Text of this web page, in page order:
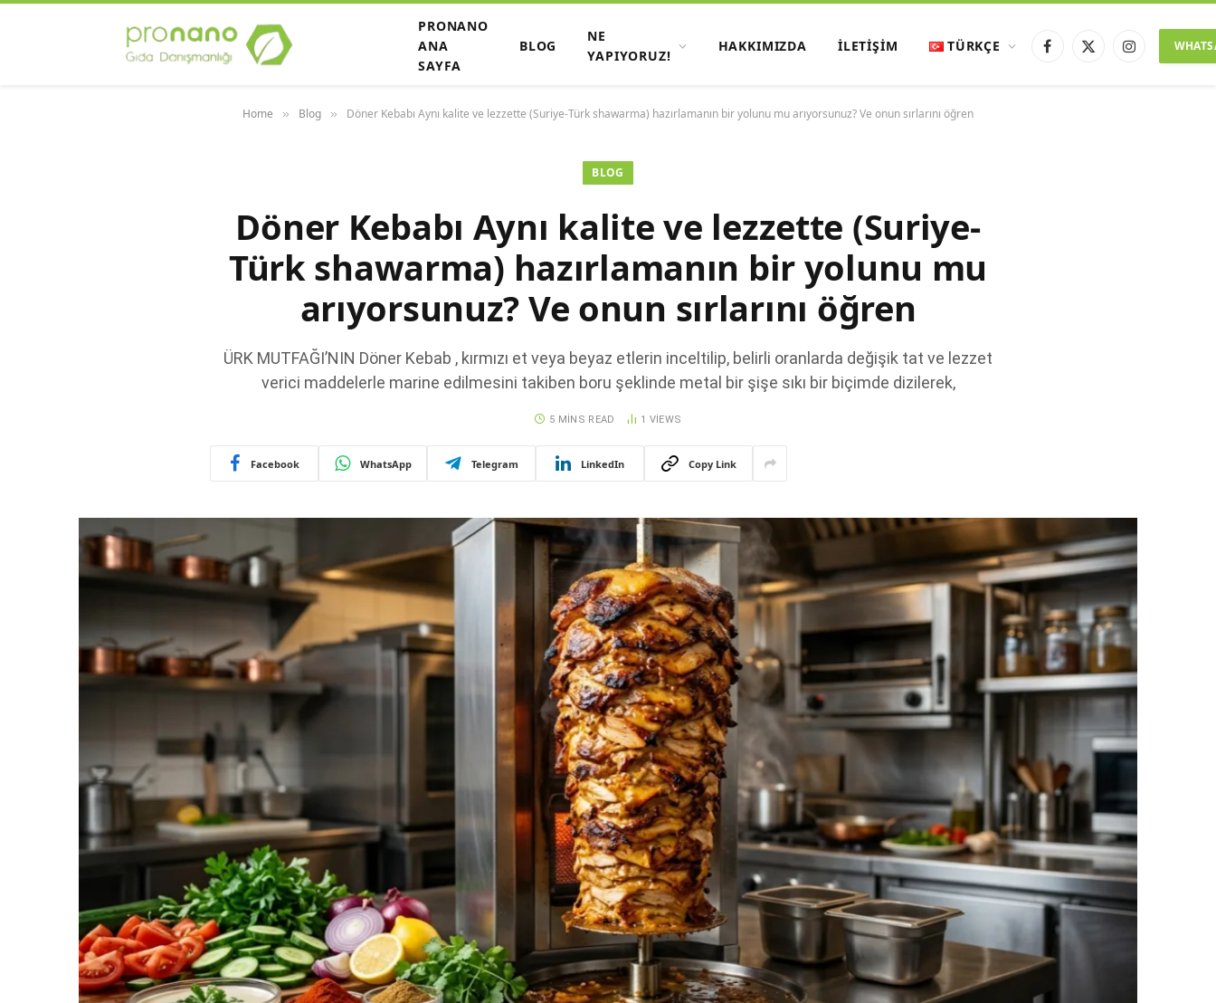
PRONANO
ANA
SAYFA
BLOG
NE
YAPIYORUZ!
HAKKIMIZDA İLETIŞIM TÜRKÇE Facebook
X
Instagram
Home » Blog » Döner Kebabı Aynı kalite ve lezzette (Suriye-Türk shawarma) hazırlamanın bir yolunu mu arıyorsunuz? Ve onun sırlarını öğren
BLOG
Döner Kebabı Aynı kalite ve lezzette (Suriye-
Türk shawarma) hazırlamanın bir yolunu mu
arıyorsunuz? Ve onun sırlarını öğren
ÜRK MUTFAĞI’NIN Döner Kebab , kırmızı et veya beyaz etlerin inceltilip, belirli oranlarda değişik tat ve lezzet
verici maddelerle marine edilmesini takiben boru şeklinde metal bir şişe sıkı bir biçimde dizilerek,
5 MINS READ 1 VIEWS
Facebook WhatsApp Telegram LinkedIn Copy Link